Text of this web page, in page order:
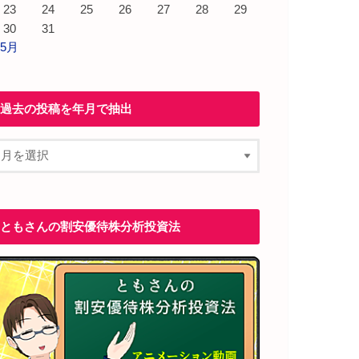
23 24 25 26 27 28
29
30
31
月
過去の投稿を年月で抽出
ともさんの割安優待株分析投資法